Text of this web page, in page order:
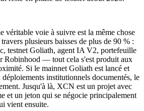
véritable voie à suivre est la même chose
plusieurs baisses de plus de 90 % :
testnet Goliath, agent IA V2, portefeuille
Robinhood — tout cela s'est produit aux
Si le mainnet Goliath est lancé et
institutionnels documentés, le
Jusqu'à là, XCN est un projet avec
et un jeton qui se négocie principalement
vient ensuite.